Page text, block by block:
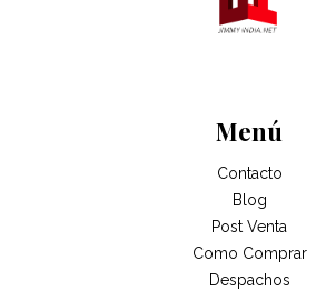
Menú
Contacto
Blog
Post Venta
Como Comprar
Despachos